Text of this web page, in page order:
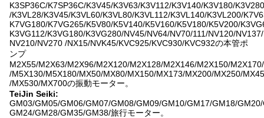
K3SP36C/K7SP36C/K3V45/K3V63/K3V112/K3V140/K3V180/K3V280
/K3VL28/K3V45/K3VL60/K3VL80/K3VL112/K3VL140/K3VL200/
K7VG180/K7VG265/K5V80/K5V140/K5V160/K5V180/K5V200/
K3VG112/K3VG180/K3VG280/NV45/NV64/NV70/111/NV120/
NV210/NV270 /NX15/NVK45/KVC925/KVC930/KVC932の本管ポ
ンプ
M2X55/M2X63/M2X96/M2X120/M2X128/M2X146/M2X150/
/M5X130/M5X180/MX50/MX80/MX150/MX173/MX200/MX250/
/MX530/MX700の振動モーター。
TeiJin Seiki:
GM03/GM05/GM06/GM07/GM08/GM09/GM10/GM17/GM18/
GM24/GM28/GM35/GM38/旅行モーター。